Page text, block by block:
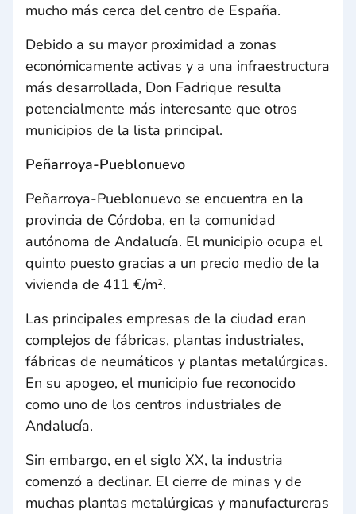
mucho más cerca del centro de España.
Debido a su mayor proximidad a zonas
económicamente activas y a una infraestructura
más desarrollada, Don Fadrique resulta
potencialmente más interesante que otros
municipios de la lista principal.
Peñarroya-Pueblonuevo
Peñarroya-Pueblonuevo se encuentra en la
provincia de Córdoba, en la comunidad
autónoma de Andalucía. El municipio ocupa el
quinto puesto gracias a un precio medio de la
vivienda de 411 €/m².
Las principales empresas de la ciudad eran
complejos de fábricas, plantas industriales,
fábricas de neumáticos y plantas metalúrgicas.
En su apogeo, el municipio fue reconocido
como uno de los centros industriales de
Andalucía.
Sin embargo, en el siglo XX, la industria
comenzó a declinar. El cierre de minas y de
muchas plantas metalúrgicas y manufactureras